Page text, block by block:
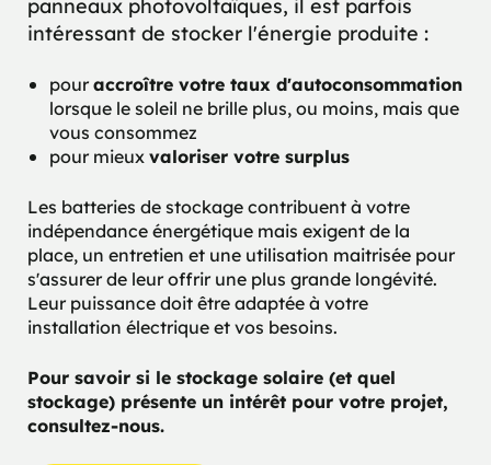
intéressant de stocker l'énergie produite :
pouraccroître votre taux d'autoconsommation
lorsque le soleil ne brille plus, ou moins, mais que
vous consommez
pour mieuxvaloriser votre surplus
Les batteries de stockage contribuent à votre
indépendance énergétique mais exigent de la
place, un entretien et une utilisation maitrisée pour
s'assurer de leur offrir une plus grande longévité.
Leur puissance doit être adaptée à votre
installation électrique et vos besoins.
Pour savoir si le stockage solaire (et quel
stockage) présente un intérêt pour votre projet,
consultez-nous.